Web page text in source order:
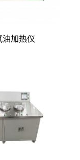
油加热仪